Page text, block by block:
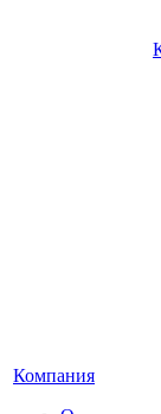
Компания